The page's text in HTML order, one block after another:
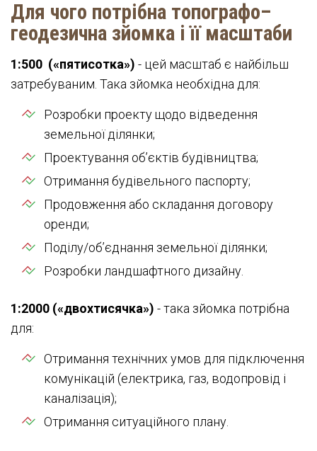
Для чого потрібна топографо–
геодезична зйомка і її масштаби
1:500 («пятисотка») - цей масштаб є найбільш
затребуваним. Така зйомка необхідна для:
Розробки проекту щодо відведення
земельної ділянки;
Проектування об’єктів будівництва;
Отримання будівельного паспорту;
Продовження або складання договору
оренди;
Поділу/об’єднання земельної ділянки;
Розробки ландшафтного дизайну.
1:2000 («двохтисячка») - така зйомка потрібна
для:
Отримання технічних умов для підключення
комунікацій (електрика, газ, водопровід і
каналізація);
Отримання ситуаційного плану.